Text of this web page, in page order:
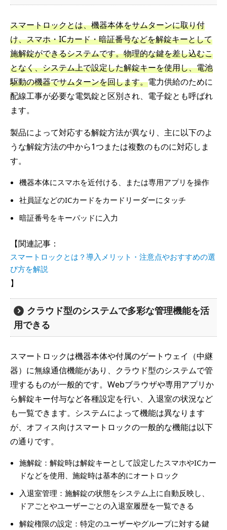
スマートロックとは、機器本体をサムターンに取り付
け、スマホ・ICカード・暗証番号などを解錠キーとして
施解錠ができるシステムです。物理的な鍵を差し込むこ
となく、システム上で設定した解錠キーを使用し、電池
駆動の機器でサムターンを回します。電力供給のために
配線工事が必要な電気錠と区別され、電子錠とも呼ばれ
ます。
製品によって対応する解錠方法が異なり、主に以下のよ
うな解錠方法の中から1つまたは複数のものに対応しま
す。
機器本体にスマホを近付ける、または専用アプリを操作
社員証などのICカードをカードリーダーにタッチ
暗証番号をキーパッドに入力
【関連記事：
スマートロックとは？導入メリット・注意点やおすすめの選
び方を解説
】
クラウド型のシステムで多彩な管理機能を活
用できる
スマートロックは機器本体や付属のゲートウェイ（中継
器）に無線通信機能があり、クラウド型のシステムで管
理するものが一般的です。Webブラウザや専用アプリか
ら解錠キー付与など各種設定を行い、入退室の状況など
も一覧できます。システムによって機能は異なります
が、オフィス向けスマートロックの一般的な機能は以下
の通りです。
施解錠：解錠時は解錠キーとして設定したスマホやICカー
ドなどを使用、施錠時は基本的にオートロック
入退室管理：施解錠の状態をシステム上に自動反映し、
ドアごとやユーザーごとの入退室履歴を一覧できる
解錠権限の設定：特定のユーザーやグループに対する鍵